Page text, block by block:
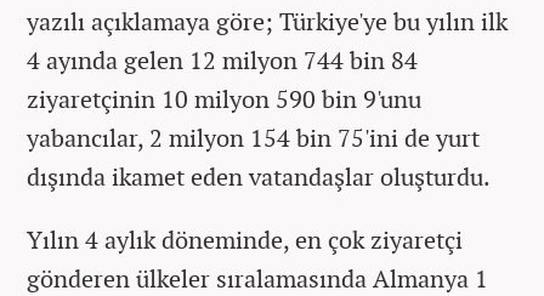
yazılı açıklamaya göre; Türkiye'ye bu yılın ilk
4 ayında gelen 12 milyon 744 bin 84
ziyaretçinin 10 milyon 590 bin 9'unu
yabancılar, 2 milyon 154 bin 75'ini de yurt
dışında ikamet eden vatandaşlar oluşturdu.
Yılın 4 aylık döneminde, en çok ziyaretçi
gönderen ülkeler sıralamasında Almanya 1